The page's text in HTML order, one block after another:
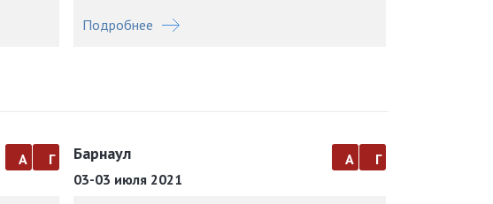
Подробнее
а г Барнаул
03-03 июля 2021
а г